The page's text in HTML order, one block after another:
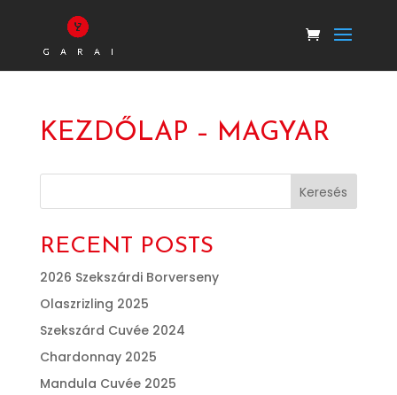
KEZDŐLAP – MAGYAR
Keresés
RECENT POSTS
2026 Szekszárdi Borverseny
Olaszrizling 2025
Szekszárd Cuvée 2024
Chardonnay 2025
Mandula Cuvée 2025